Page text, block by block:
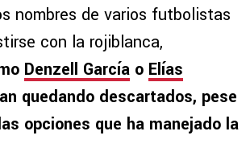
nombres de varios futbolistas
con la rojiblanca,
Denzell García o Elías
quedando descartados, pese
opciones que ha manejado la